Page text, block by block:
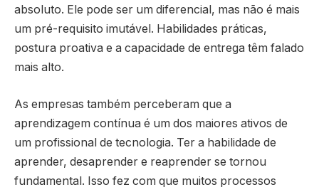
absoluto. Ele pode ser um diferencial, mas não é mais
um pré-requisito imutável. Habilidades práticas,
postura proativa e a capacidade de entrega têm falado
mais alto.
As empresas também perceberam que a
aprendizagem contínua é um dos maiores ativos de
um profissional de tecnologia. Ter a habilidade de
aprender, desaprender e reaprender se tornou
fundamental. Isso fez com que muitos processos